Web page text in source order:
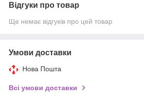
Відгуки про товар
Ще немає відгуків про цей товар
Умови доставки
Нова Пошта
Всі умови доставки